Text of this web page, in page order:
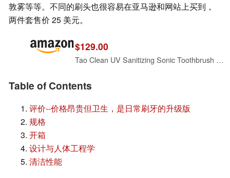
敦雾等等。不同的刷头也很容易在亚马逊和网站上买到，
两件套售价 25 美元。
$129.00
Tao Clean UV Sanitizing Sonic Toothbrush and Cleaning Station, Electric Toothbrush, Dual Speed Setting, Black
Table of Contents
评价--价格昂贵但卫生，是日常刷牙的升级版
规格
开箱
设计与人体工程学
清洁性能